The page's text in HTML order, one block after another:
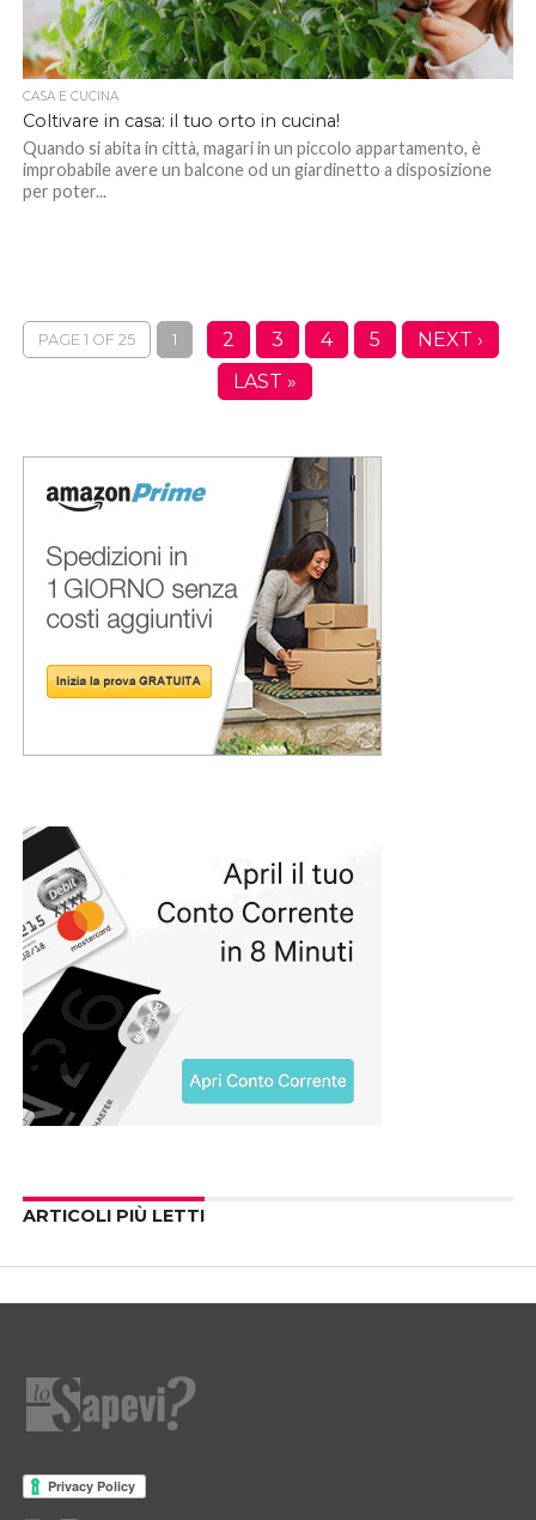
CASA E CUCINA
Coltivare in casa: il tuo orto in cucina!
Quando si abita in città, magari in un piccolo appartamento, è
improbabile avere un balcone od un giardinetto a disposizione
per poter...
PAGE 1 OF 25 1 2 3 4 5
NEXT ›
LAST »
ARTICOLI PIÙ LETTI